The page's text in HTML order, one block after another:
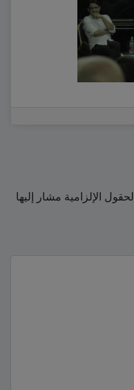
الحقول الإلزامية مشار إليها